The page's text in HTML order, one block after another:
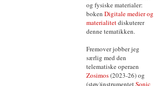
og fysiske materialer:
boken Digitale medier og
materialitetdiskuterer
denne tematikken.
Fremover jobber jeg
særlig med den
telematiske operaen
Zosimos(2023-26) og
(støy)instrumentetSonic